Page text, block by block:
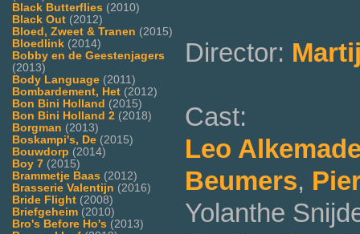
Black Butterflies (2010)
Black Out (2012)
Bloed, Zweet & Tranen (2015)
Bloedlink (2014)
Bobby en de Geestenjagers
(2013)
Body Language (2011)
Bombardement, Het (2012)
Bon Bini Holland (2015)
Bon Bini Holland 2 (2018)
Borgman (2013)
Boskampi's, De (2015)
Bouwdorp (2014)
Boy 7 (2015)
Brammetje Baas (2012)
Brasserie Valentijn (2016)
Bride Flight (2008)
Briefgeheim (2010)
Bro's Before Ho's (2013)
Director:
Cast:
Leo
Beumers,
Yolanthe